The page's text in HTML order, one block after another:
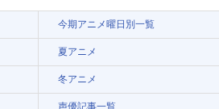
今期アニメ曜日別一覧
夏アニメ
冬アニメ
声優記事一覧